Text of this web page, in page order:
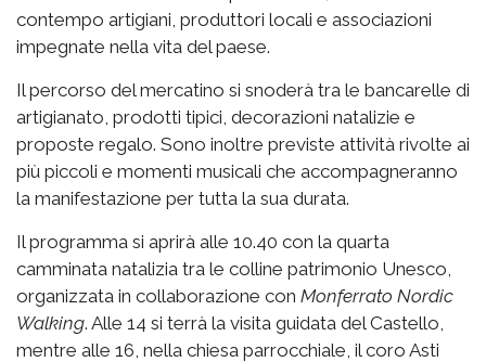
contempo artigiani, produttori locali e associazioni
impegnate nella vita del paese.
Il percorso del mercatino si snoderà tra le bancarelle di
artigianato, prodotti tipici, decorazioni natalizie e
proposte regalo. Sono inoltre previste attività rivolte ai
più piccoli e momenti musicali che accompagneranno
la manifestazione per tutta la sua durata.
Il programma si aprirà alle 10.40 con la quarta
camminata natalizia tra le colline patrimonio Unesco,
organizzata in collaborazione con Monferrato Nordic
Walking. Alle 14 si terrà la visita guidata del Castello,
mentre alle 16, nella chiesa parrocchiale, il coro Asti